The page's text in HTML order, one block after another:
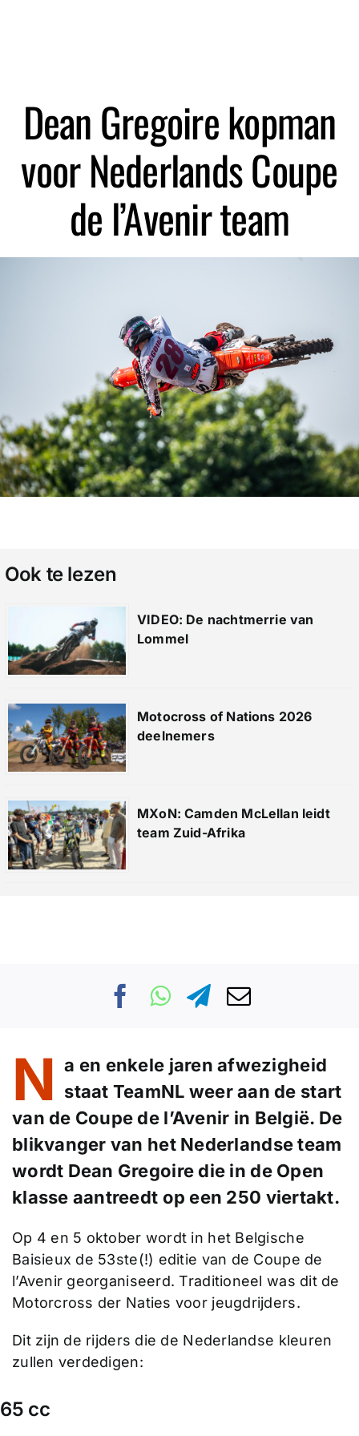
Dean Gregoire kopman
voor Nederlands Coupe
de l’Avenir team
Ook te lezen
VIDEO: De nachtmerrie van
Lommel
Motocross of Nations 2026
deelnemers
MXoN: Camden McLellan leidt
team Zuid-Afrika
N a en enkele jaren afwezigheid
staat TeamNL weer aan de start
van de Coupe de l’Avenir in België. De
blikvanger van het Nederlandse team
wordt Dean Gregoire die in de Open
klasse aantreedt op een 250 viertakt.
Op 4 en 5 oktober wordt in het Belgische
Baisieux de 53ste(!) editie van de Coupe de
l’Avenir georganiseerd. Traditioneel was dit de
Motorcross der Naties voor jeugdrijders.
Dit zijn de rijders die de Nederlandse kleuren
zullen verdedigen:
65 cc